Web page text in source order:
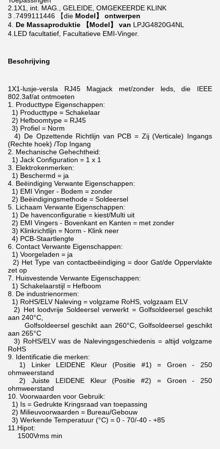
2.1X1, int. MAG., GELEIDE, OMGEKEERDE KLINK
3 .7499111446 【die Model】 ontwerpen
4. De Massaproduktie 【Model】 van LPJG4820G4NL
4.LED facultatief, Facultatieve EMI-Vinger.
Beschrijving
1X1-lusje-versla RJ45 Magjack met/zonder leds, die IEEE
802.3af/at ontmoeten
1. Producttype Eigenschappen:
1) Producttype = Schakelaar
2) Hefboomtype = RJ45
3) Profiel = Norm
4) De Opzettende Richtlijn van PCB = Zij (Verticale) Ingangs
(Rechte hoek) /Top Ingang
2. Mechanische Gehechtheid:
1) Jack Configuration = 1 x 1
3. Elektrokenmerken:
1) Beschermd = ja
4. Beëindiging Verwante Eigenschappen:
1) EMI Vinger - Bodem = zonder
2) Beëindigingsmethode = Soldeersel
5. Lichaam Verwante Eigenschappen:
1) De havenconfiguratie = kiest/Multi uit
2) EMI Vingers - Bovenkant en Kanten = met zonder
3) Klinkrichtlijn = Norm - Klink neer
4) PCB-Staartlengte
6. Contact Verwante Eigenschappen:
1) Voorgeladen = ja
2) Het Type van contactbeëindiging = door Gat/de Oppervlakte
zet op
7. Huisvestende Verwante Eigenschappen:
1) Schakelaarstijl = Hefboom
8. De industrienormen:
1) RoHS/ELV Naleving = volgzame RoHS, volgzaam ELV
2) Het loodvrije Soldeersel verwerkt = Golfsoldeersel geschikt
aan 240°C,
Golfsoldeersel geschikt aan 260°C, Golfsoldeersel geschikt
aan 265°C
3) RoHS/ELV was de Nalevingsgeschiedenis = altijd volgzame
RoHS
9. Identificatie die merken:
1) Linker LEIDENE Kleur (Positie #1) = Groen - 250
ohmweerstand
2) Juiste LEIDENE Kleur (Positie #2) = Groen - 250
ohmweerstand
10. Voorwaarden voor Gebruik:
1) Is = Gedrukte Kringsraad van toepassing
2) Milieuvoorwaarden = Bureau/Gebouw
3) Werkende Temperatuur (°C) = 0 - 70/-40 - +85
11.Hipot:
1500Vrms min